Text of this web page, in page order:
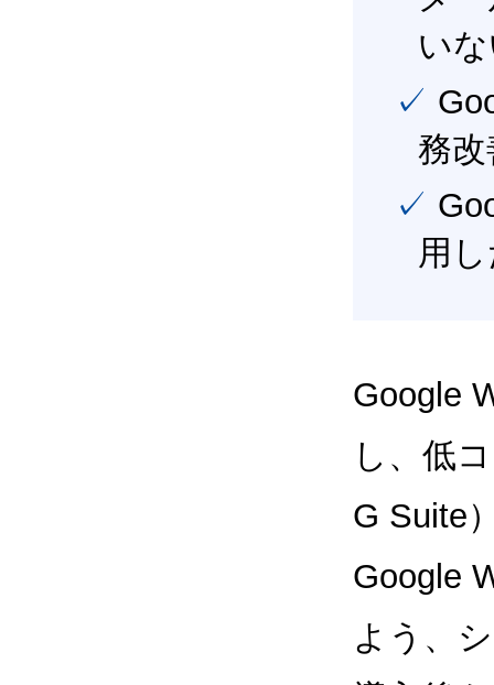
い
✓ Google Workspace（旧G Suite） を活用し、業
務
✓ Google Workspace（旧G Suite） を最大限に活
用
Google
し、低
G Suite
Google
よう、